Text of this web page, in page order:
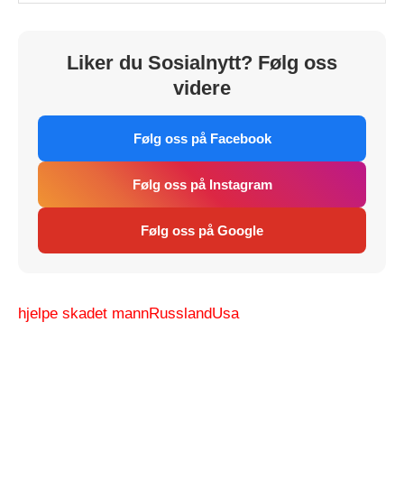
Liker du Sosialnytt? Følg oss
videre
Følg oss på Facebook
Følg oss på Instagram
Følg oss på Google
hjelpe skadet mannRusslandUsa